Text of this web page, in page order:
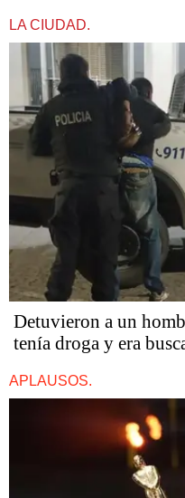
LA CIUDAD.
Detuvieron a un
tenía droga y era
APLAUSOS.